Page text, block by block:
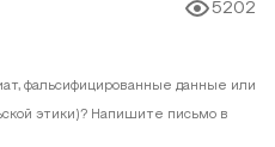
5202
фальсифицированные данные или
этики)? Напишите письмо в